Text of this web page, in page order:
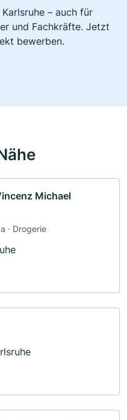
– auch für
und Fachkräfte. Jetzt
bewerben.
Michael
· Drogerie